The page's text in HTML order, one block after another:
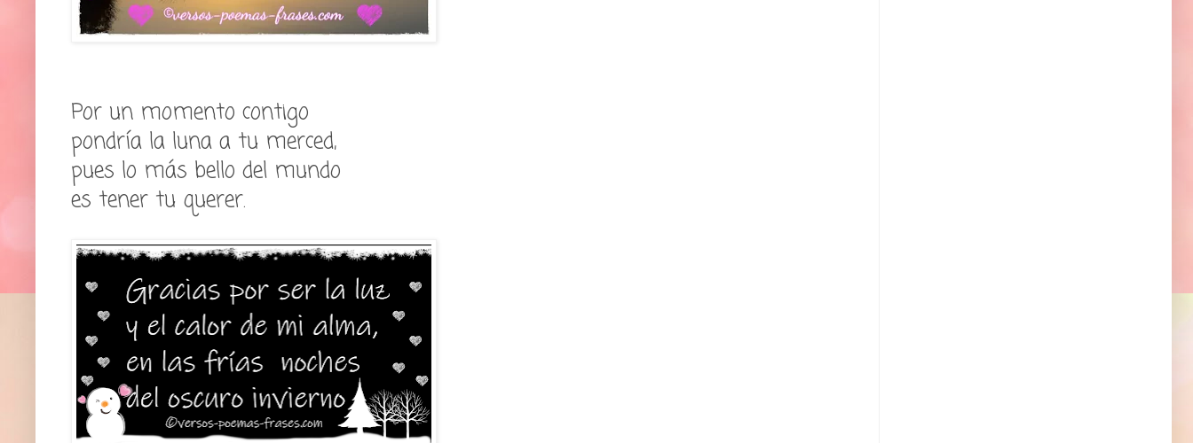
Por un momento contigo
pondría la luna a tu merced,
pues lo más bello del mundo
es tener tu querer.